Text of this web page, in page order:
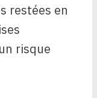
restées en
risque